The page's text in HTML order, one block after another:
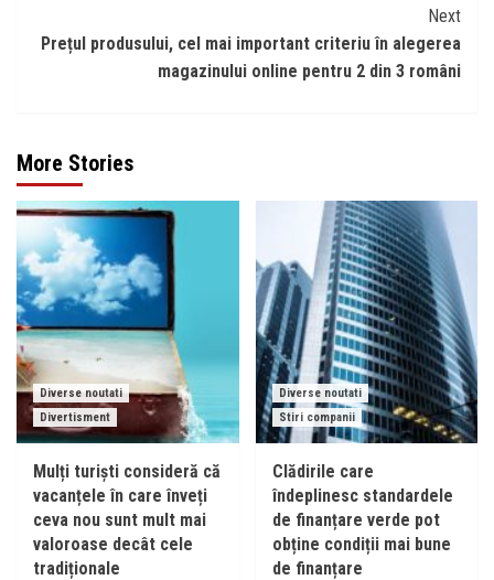
Next
Prețul produsului, cel mai important criteriu în alegerea
magazinului online pentru 2 din 3 români
More Stories
Diverse noutati
Divertisment
Mulți turiști consideră că
vacanțele în care înveți
ceva nou sunt mult mai
valoroase decât cele
tradiționale
Diverse noutati
Stiri companii
Clădirile care
îndeplinesc standardele
de finanțare verde pot
obține condiții mai bune
de finanțare